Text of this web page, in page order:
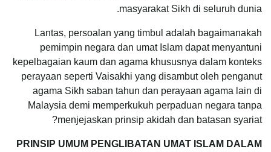
masyarakat Sikh di seluruh dunia.
Lantas, persoalan yang timbul adalah bagaimanakah
pemimpin negara dan umat Islam dapat menyantuni
kepelbagaian kaum dan agama khususnya dalam konteks
perayaan seperti Vaisakhi yang disambut oleh penganut
agama Sikh saban tahun dan perayaan agama lain di
Malaysia demi memperkukuh perpaduan negara tanpa
menjejaskan prinsip akidah dan batasan syariat?
PRINSIP UMUM PENGLIBATAN UMAT ISLAM DALAM